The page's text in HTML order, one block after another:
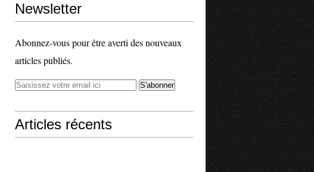
Newsletter
Abonnez-vous pour être averti des nouveaux
articles publiés.
Articles récents